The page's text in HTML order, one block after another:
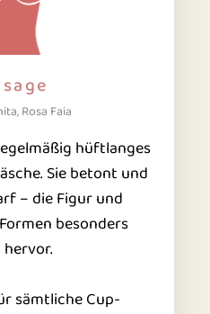
Rosa Faia
hüftlanges
Sie betont und
– die Figur und
besonders
hervor.
sämtliche Cup-